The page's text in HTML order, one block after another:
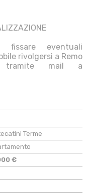
eventuali
rivolgersi a Remo
mail a
Terme
€